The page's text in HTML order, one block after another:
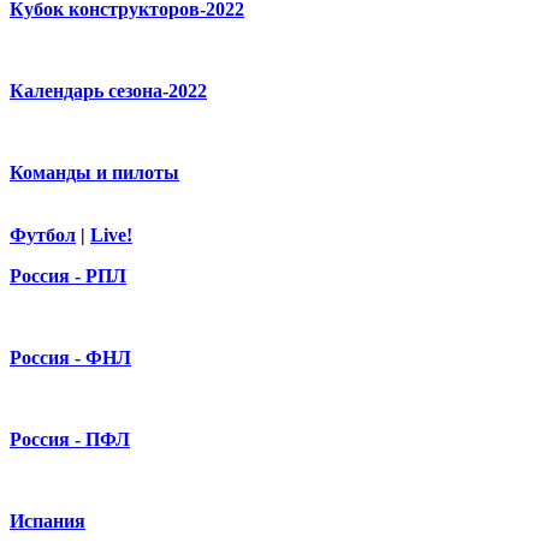
Кубок конструкторов-2022
Календарь сезона-2022
Команды и пилоты
Футбол | Live!
Россия - РПЛ
Россия - ФНЛ
Россия - ПФЛ
Испания